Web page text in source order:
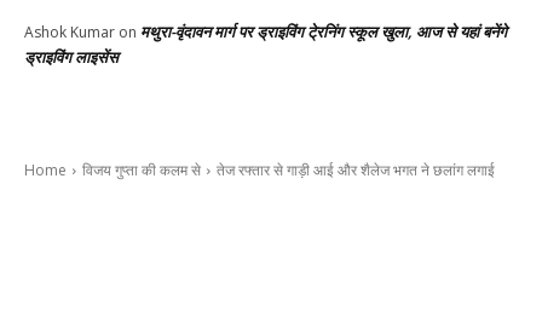
Ashok Kumar on मथुरा-वृंदावन मार्ग पर ड्राइविंग टे्रनिंग स्कूल खुला, आज से यहां बनेंगे
ड्राइविंग लाइसेंस